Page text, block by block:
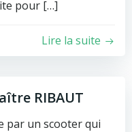
pour […]
Lire la suite
RIBAUT
par un scooter qui